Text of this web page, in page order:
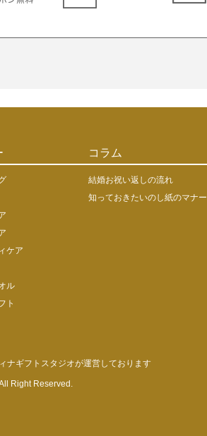
ケア
ル
ト
コラム
結婚お祝い返しの流れ
知っておきたいのし紙のマナー
ナギフトスタジオが運営しております
Right Reserved.